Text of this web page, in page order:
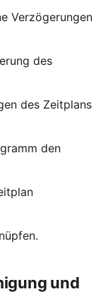
Verzögerungen
des
des Zeitplans
den
und